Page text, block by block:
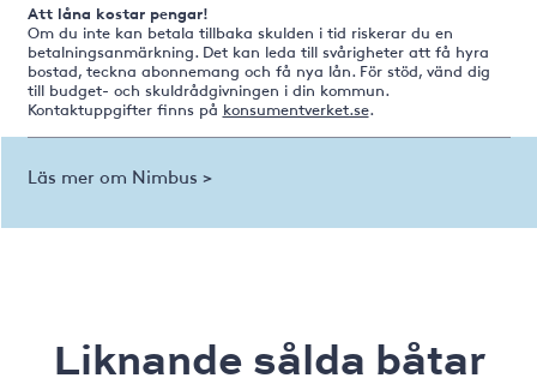
Att låna kostar pengar!
Om du inte kan betala tillbaka skulden i tid riskerar du en
betalningsanmärkning. Det kan leda till svårigheter att få hyra
bostad, teckna abonnemang och få nya lån. För stöd, vänd dig
till budget- och skuldrådgivningen i din kommun.
Kontaktuppgifter finns på konsumentverket.se.
Läs mer om Nimbus >
Liknande sålda båtar